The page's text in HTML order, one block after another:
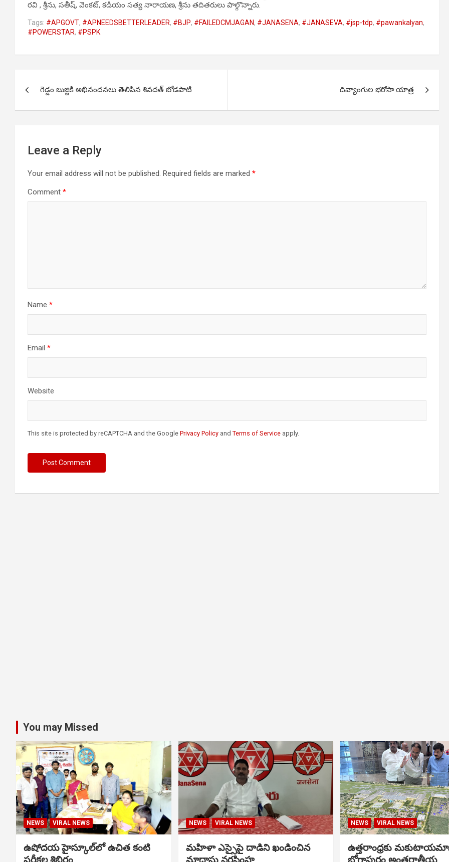
రవి , శ్రీను, సతీష్, వెంకట్, కడియం సత్య నారాయణ, శ్రీను తదితరులు పాల్గొన్నారు.
Tags: #APGOVT, #APNEEDSBETTERLEADER, #BJP, #FAILEDCMJAGAN, #JANASENA, #JANASEVA, #jsp-tdp, #pawankalyan,
#POWERSTAR, #PSPK
navigation
గెడ్డం బుజ్జికి అభినందనలు తెలిపిన శివదత్ బోడపాటి దివ్యాంగుల భరోసా యాత్ర
Leave a Reply
Your email address will not be published. Required fields are marked *
Comment *
Name *
Email *
Website
This site is protected by reCAPTCHA and the Google Privacy Policy and Terms of Service apply.
You may Missed
NEWS VIRAL NEWS
ఉషోదయ హైస్కూల్‌లో ఉచిత కంటి
పరీక్షల శిబిరం
NEWS VIRAL NEWS
మహిళా ఎస్సైపై దాడిని ఖండించిన
మాదాసు నరసింహ
NEWS VIRAL NEWS
ఉత్తరాంధ్రకు
భోగాపురం అంతర్జాతీయ